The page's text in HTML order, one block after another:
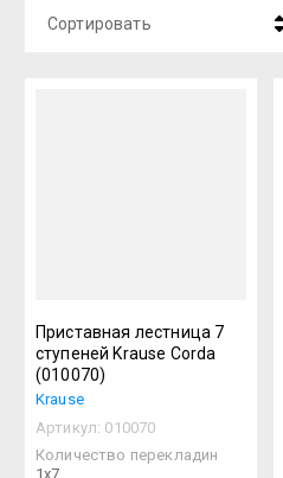
Сортировать
Приставная лестница 7
ступеней Krause Corda
(010070)
Krause
Артикул: 010070
Количество перекладин
1х7